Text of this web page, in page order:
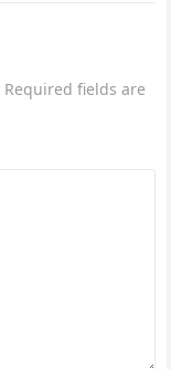
Required fields are